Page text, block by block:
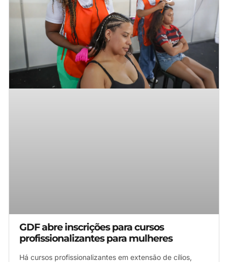
GDF abre inscrições para cursos
profissionalizantes para mulheres
Há cursos profissionalizantes em extensão de cílios,